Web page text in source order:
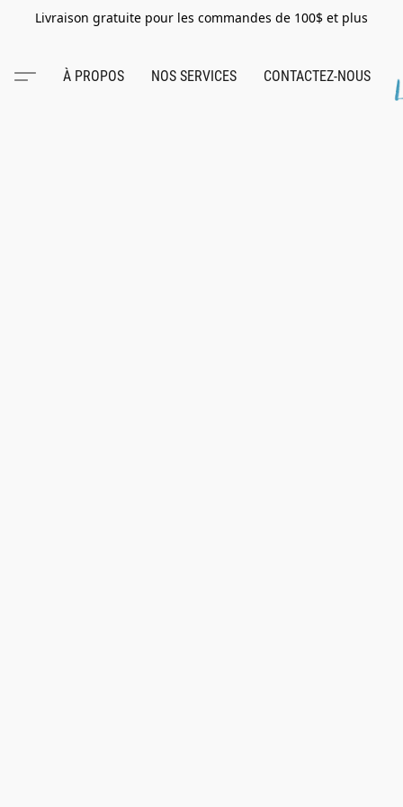
Livraison gratuite pour les commandes de 100$ et plus
À PROPOS NOS SERVICES CONTACTEZ-NOUS